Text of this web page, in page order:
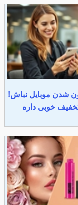
شدن موبایل نباش!
تخفیف خوبی داره